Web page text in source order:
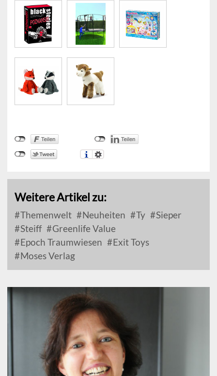
Weitere Artikel zu:
Themenwelt Neuheiten Ty
Sieper
Steiff
Greenlife Value
Epoch Traumwiesen
Exit Toys
Moses Verlag